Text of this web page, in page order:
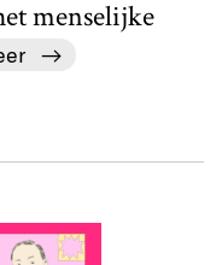
menselijke